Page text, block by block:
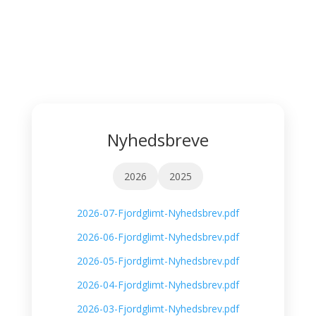
Nyhedsbreve
2026 2025
2026-07-Fjordglimt-Nyhedsbrev.pdf
2026-06-Fjordglimt-Nyhedsbrev.pdf
2026-05-Fjordglimt-Nyhedsbrev.pdf
2026-04-Fjordglimt-Nyhedsbrev.pdf
2026-03-Fjordglimt-Nyhedsbrev.pdf